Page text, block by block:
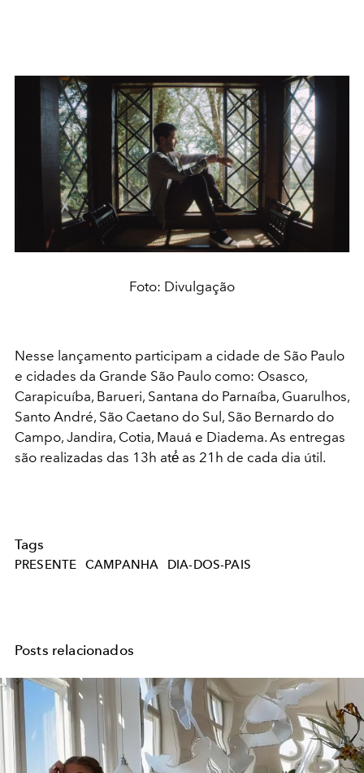
Foto: Divulgação
Nesse lançamento participam a cidade de São Paulo
e cidades da Grande São Paulo como: Osasco,
Carapicuíba, Barueri, Santana do Parnaíba, Guarulhos,
Santo André, São Caetano do Sul, São Bernardo do
Campo, Jandira, Cotia, Mauá e Diadema. As entregas
são realizadas das 13h até́ as 21h de cada dia útil.
Tags
PRESENTE CAMPANHA DIA-DOS-PAIS
Posts relacionados